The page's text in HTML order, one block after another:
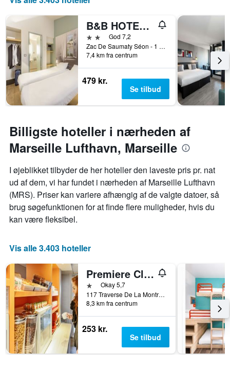
før
Diagrammet
har
1
y-
akse,
der
viser
den
et
værelse
B&B HOTEL Marseille Estaque
2 stjernerGod 7,2
Zac De Saumaty Séon - 1 Rue Pascal Xavier Coste, Marseille, Bouches-du-Rhône, Frankrig
7,4 km fra centrum
479 kr.
Se tilbud
Billigste hoteller i nærheden af
Marseille Lufthavn, Marseille
I øjeblikket tilbyder de her hoteller den laveste pris pr. nat
ud af dem, vi har fundet i nærheden af Marseille Lufthavn
(MRS). Priser kan variere afhængig af de valgte datoer, så
brug søgefunktionen for at finde flere muligheder, hvis du
kan være fleksibel.
Vis alle 3.403 hoteller
Premiere Classe Marseille La Valentine
1 stjerne
Okay 5,7
117 Traverse De La Montre C.C. Grand V, Marseille, Bouches-du-Rhône, Frankrig
8,3 km fra centrum
253 kr.
Se tilbud